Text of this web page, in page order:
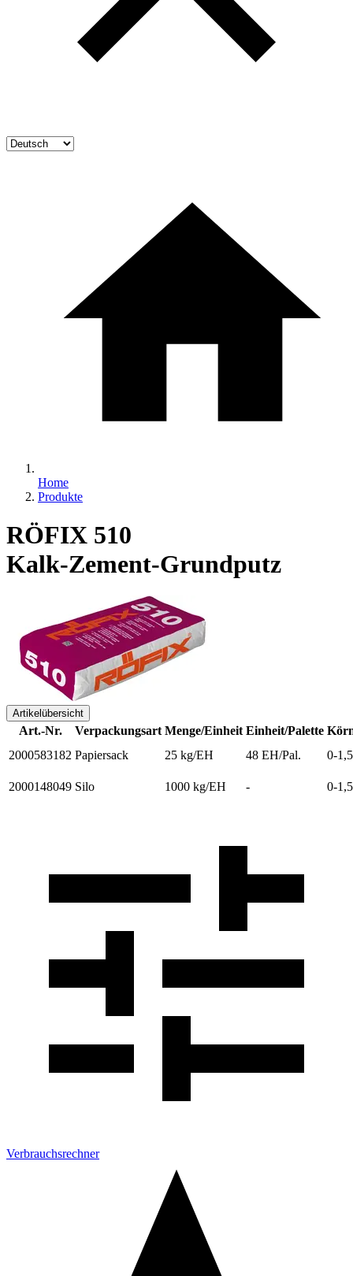
Home
Produkte
RÖFIX 510
Kalk-Zement-Grundputz
Artikelübersicht
Art.-Nr. Verpackungsart Menge/Einheit Einheit/Palette
2000583182 Papiersack 25 kg/EH 48 EH/Pal. 0-
2000148049 Silo 1000 kg/EH - 0-
Verbrauchsrechner